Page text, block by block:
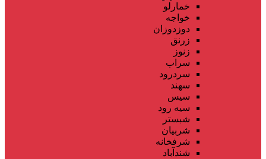
خمارلو
خواجه
دوزدوزان
زرنق
زنوز
سراب
سردرود
سهند
سیس
سیه رود
شبستر
شربیان
شرفخانه
شندآباد